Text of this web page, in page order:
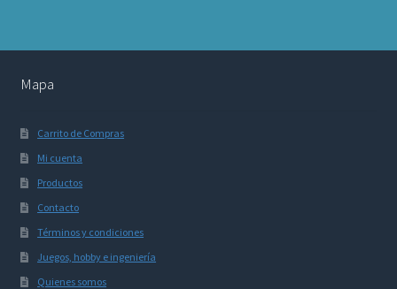
Mapa
Carrito de Compras
Mi cuenta
Productos
Contacto
Términos y condiciones
Juegos, hobby e ingeniería
Quienes somos